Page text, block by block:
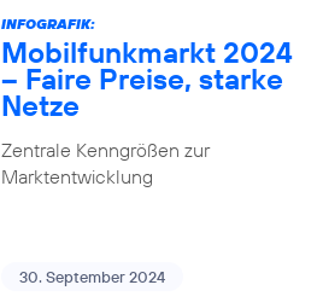
INFOGRAFIK:
Mobilfunkmarkt 2024
– Faire Preise, starke
Netze
Zentrale Kenngrößen zur
Marktentwicklung
30. September 2024